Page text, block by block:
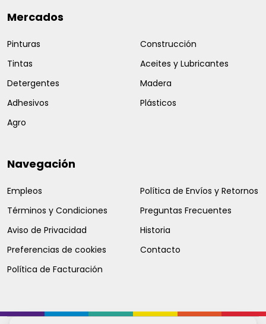
Mercados
Pinturas
Tintas
Detergentes
Adhesivos
Agro
Construcción
Aceites y Lubricantes
Madera
Plásticos
Navegación
Empleos
Términos y Condiciones
Aviso de Privacidad
Preferencias de cookies
Política de Facturación
Política de Envíos y Retornos
Preguntas Frecuentes
Historia
Contacto